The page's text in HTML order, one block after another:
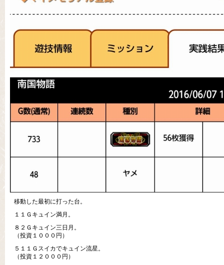
移動した最初に打った台。
１１Ｇキュイン満月。
８２Ｇキュイン三日月。
（投資１０００円）
５１１Ｇスイカでキュイン流星。
（投資１２０００円）